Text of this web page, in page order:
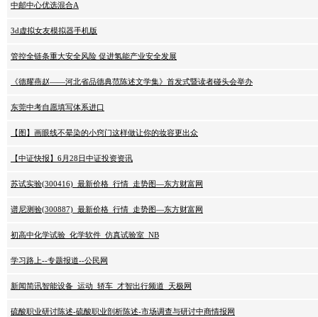
中邮中心优选混合A
3d虚拟女友模拟器手机版
管控全链条重大安全风险 促进氢能产业安全发展
《德耀燕赵——河北省品德典范陈述文学集》首发式暨读者碰头会举办
东莞中考自愿填写体系进口
【图】画眼线不晕染的小窍门这样做让你的妆容更出众
【中证快报】6月28日中证投资资讯
苏试实验(300416)_最新价格_行情_走势图—东方财富网
谱尼测验(300887)_最新价格_行情_走势图—东方财富网
初高中化学试验_化学软件_仿真试验室_NB
学习路上--专题报道--公民网
新闻简讯智能设备_运动_轿车_才智出行频道_天极网
硫酸职业研讨陈述-硫酸职业剖析陈述-市场调查与研讨中商情报网